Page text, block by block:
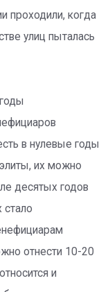
проходили, когда
улиц пыталась
в нулевые годы
их можно
десятых годов
стало
отнести 10-20
и